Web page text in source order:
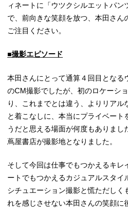
ィネートに「ウツクシルエットパン
で、前向きな笑顔を放つ、本田さん
ご注目ください。
■撮影エピソード
本田さんにとって通算４回目となる
のCM撮影でしたが、初のロケーシ
り、これまでとは違う、よりリアル
と着こなしに、本当にプライベート
うだと思える場面が何度もありまし
蔦屋書店が撮影地となりました。
そして今回は仕事でもつかえるキレ
ートでもつかえるカジュアルスタイ
シチュエーション撮影と慌ただしく
れを感じさせない本田さんの笑顔に